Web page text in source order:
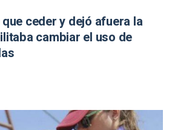
ceder y dejó afuera la
cambiar el uso de